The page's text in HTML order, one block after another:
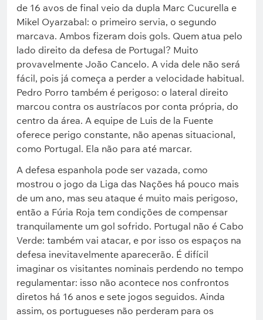
de 16 avos de final veio da dupla Marc Cucurella e
Mikel Oyarzabal: o primeiro servia, o segundo
marcava. Ambos fizeram dois gols. Quem atua pelo
lado direito da defesa de Portugal? Muito
provavelmente João Cancelo. A vida dele não será
fácil, pois já começa a perder a velocidade habitual.
Pedro Porro também é perigoso: o lateral direito
marcou contra os austríacos por conta própria, do
centro da área. A equipe de Luis de la Fuente
oferece perigo constante, não apenas situacional,
como Portugal. Ela não para até marcar.
A defesa espanhola pode ser vazada, como
mostrou o jogo da Liga das Nações há pouco mais
de um ano, mas seu ataque é muito mais perigoso,
então a Fúria Roja tem condições de compensar
tranquilamente um gol sofrido. Portugal não é Cabo
Verde: também vai atacar, e por isso os espaços na
defesa inevitavelmente aparecerão. É difícil
imaginar os visitantes nominais perdendo no tempo
regulamentar: isso não acontece nos confrontos
diretos há 16 anos e sete jogos seguidos. Ainda
assim, os portugueses não perderam para os